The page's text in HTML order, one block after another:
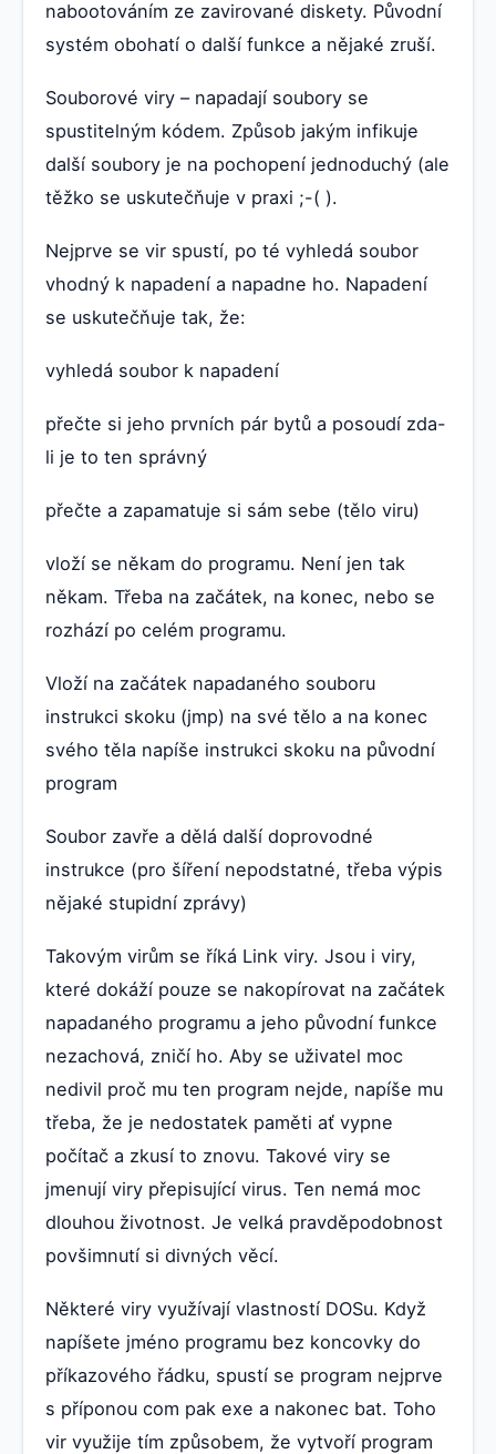
nabootováním ze zavirované diskety. Původní
systém obohatí o další funkce a nějaké zruší.
Souborové viry – napadají soubory se
spustitelným kódem. Způsob jakým infikuje
další soubory je na pochopení jednoduchý (ale
těžko se uskutečňuje v praxi ;-( ).
Nejprve se vir spustí, po té vyhledá soubor
vhodný k napadení a napadne ho. Napadení
se uskutečňuje tak, že:
vyhledá soubor k napadení
přečte si jeho prvních pár bytů a posoudí zda-
li je to ten správný
přečte a zapamatuje si sám sebe (tělo viru)
vloží se někam do programu. Není jen tak
někam. Třeba na začátek, na konec, nebo se
rozhází po celém programu.
Vloží na začátek napadaného souboru
instrukci skoku (jmp) na své tělo a na konec
svého těla napíše instrukci skoku na původní
program
Soubor zavře a dělá další doprovodné
instrukce (pro šíření nepodstatné, třeba výpis
nějaké stupidní zprávy)
Takovým virům se říká Link viry. Jsou i viry,
které dokáží pouze se nakopírovat na začátek
napadaného programu a jeho původní funkce
nezachová, zničí ho. Aby se uživatel moc
nedivil proč mu ten program nejde, napíše mu
třeba, že je nedostatek paměti ať vypne
počítač a zkusí to znovu. Takové viry se
jmenují viry přepisující virus. Ten nemá moc
dlouhou životnost. Je velká pravděpodobnost
povšimnutí si divných věcí.
Některé viry využívají vlastností DOSu. Když
napíšete jméno programu bez koncovky do
příkazového řádku, spustí se program nejprve
s příponou com pak exe a nakonec bat. Toho
vir využije tím způsobem, že vytvoří program